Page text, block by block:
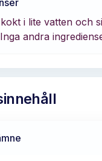
i lite vatten och
andra